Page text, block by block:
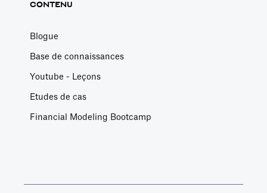
CONTENU
Blogue
Base de connaissances
Youtube - Leçons
Etudes de cas
Financial Modeling Bootcamp